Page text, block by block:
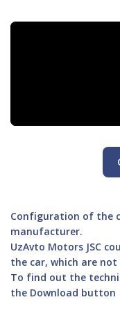
Configuration of the
manufacturer.
UzAvto Motors JSC
the car, which are
To find out the
the Download button